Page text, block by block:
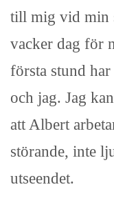
till mig vid min
vacker dag för
första stund
och jag. Jag
att Albert
störande, inte
utseendet.